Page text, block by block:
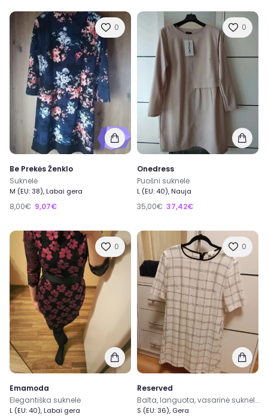
0
Be Prekės Ženklo
Suknelė
M (EU: 38), Labai gera
8,00€ 9,07€
0
Onedress
Puošni suknelė
L (EU: 40), Nauja
35,00€ 37,42€
0
Emamoda
Elegantiška suknelė
L (EU: 40), Labai gera
0
Reserved
Balta, languota, vasarinė suknelė
S (EU: 36), Gera